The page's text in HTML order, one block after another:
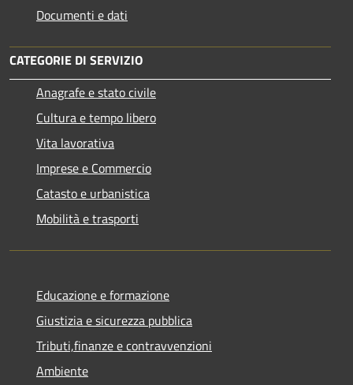
Documenti e dati
CATEGORIE DI SERVIZIO
Anagrafe e stato civile
Cultura e tempo libero
Vita lavorativa
Imprese e Commercio
Catasto e urbanistica
Mobilità e trasporti
Educazione e formazione
Giustizia e sicurezza pubblica
Tributi,finanze e contravvenzioni
Ambiente